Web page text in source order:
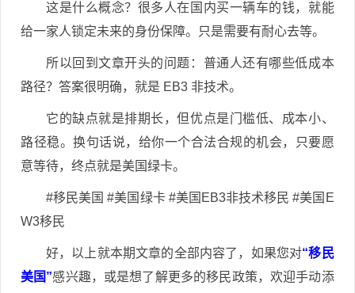
这是什么概念？很多人在国内买一辆车的钱，就能
给一家人锁定未来的身份保障。只是需要有耐心去等。
所以回到文章开头的问题：普通人还有哪些低成本
路径？答案很明确，就是 EB3 非技术。
它的缺点就是排期长，但优点是门槛低、成本小、
路径稳。换句话说，给你一个合法合规的机会，只要愿
意等待，终点就是美国绿卡。
#移民美国 #美国绿卡 #美国EB3非技术移民 #美国E
W3移民
好，以上就本期文章的全部内容了，如果您对“移民
美国”感兴趣，或是想了解更多的移民政策，欢迎手动添